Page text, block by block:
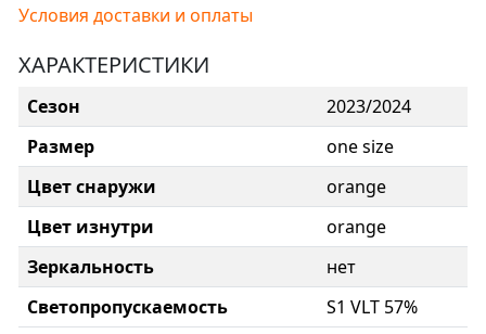
Условия доставки и оплаты
ХАРАКТЕРИСТИКИ
Сезон
2023/2024
Размер
one size
Цвет снаружи
orange
Цвет изнутри
orange
Зеркальность
нет
Светопропускаемость
S1 VLT 57%